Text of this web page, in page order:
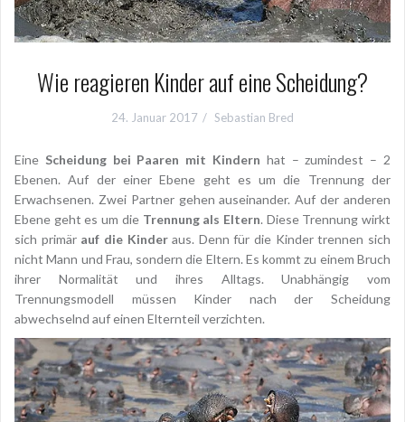
Wie reagieren Kinder auf eine Scheidung?
24. Januar 2017 Sebastian Bred
Eine Scheidung bei Paaren mit Kindern hat – zumindest – 2
Ebenen. Auf der einer Ebene geht es um die Trennung der
Erwachsenen. Zwei Partner gehen auseinander. Auf der anderen
Ebene geht es um dieTrennung als Eltern. Diese Trennung wirkt
sich primärauf die Kinderaus. Denn für die Kinder trennen sich
nicht Mann und Frau, sondern die Eltern. Es kommt zu einem Bruch
ihrer Normalität und ihres Alltags. Unabhängig vom
Trennungsmodell müssen Kinder nach der Scheidung
abwechselnd auf einen Elternteil verzichten.